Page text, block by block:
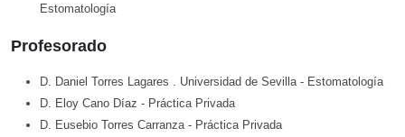
Estomatología
Profesorado
D. Daniel Torres Lagares . Universidad de Sevilla - Estomatología
D. Eloy Cano Díaz - Práctica Privada
D. Eusebio Torres Carranza - Práctica Privada